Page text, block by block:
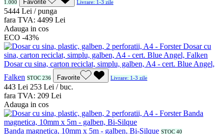
1.000 Favorite Livrare: 1-3 zile
5444 Lei / punga
fara TVA: 4499 Lei
Adauga in cos
ECO -43%
Dosar cu sina, carton reciclat, simplu, galben, A4 - cert. Blue Angel,
Falken STOC 236 Favorite Livrare: 1-3 zile
443 Lei 253 Lei / buc.
fara TVA: 209 Lei
Adauga in cos
Banda magnetica, 10mm x 5m - galben, Bi-Silque STOC 40